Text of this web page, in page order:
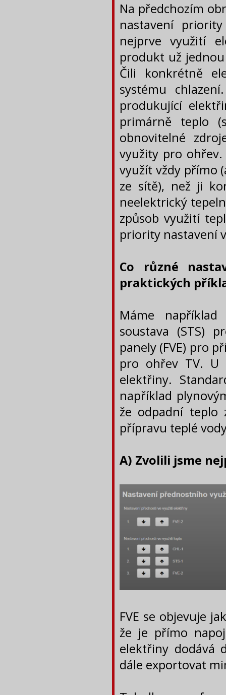
Na předchozím
nastavení
nejprve využití
produkt už
Čili konkrétně
systému
produkující
primárně teplo
obnovitelné
využity pro
využít vždy přímo
ze sítě), než ji
neelektrický
způsob využití
priority nastavení
Co různé
praktických
Máme
soustava (STS)
panely (FVE) pro
pro ohřev TV. U
elektřiny.
například
že odpadní teplo
přípravu teplé
A) Zvolili jsme
FVE se objevuje
že je přímo
elektřiny dodává
dále exportovat